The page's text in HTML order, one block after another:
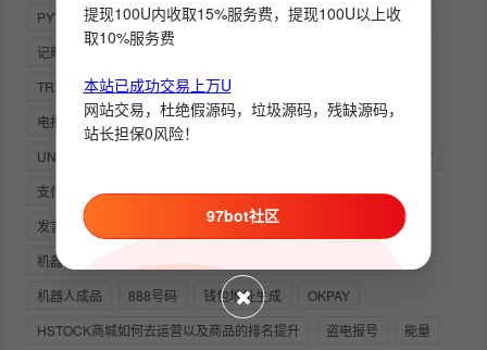
PYTHON
自助供需 TEST 索引筛选机器人
四方支付
记账机器人
靓号钱包地址
TRX兑换机器人
授权 USDT充值
电报机器人搭建教程
想做推广变现，却找不到靠谱圈子？
UNIAPP
余额监控
支付系
假飞机 自定义 RABBITMQ
实时监听
发言统计机器人
强制关注频道 交易
机器人源码
机器人成品
888号码 钱包地址生成
OKPAY
HSTOCK商城如何去运营以及商品的排名提升
盗电报号 能量
提现100U内收取15%服务费，提现100U以上收
取10%服务费
本站已成功交易上万U
网站交易，杜绝假源码，垃圾源码，残缺源码，
站长担保0风险！
97bot社区